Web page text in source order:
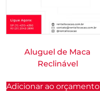
Aluguel de Maca
Reclinável
Adicionar ao orçamento